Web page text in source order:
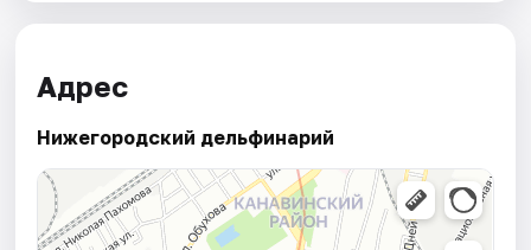
Адрес
Нижегородский дельфинарий